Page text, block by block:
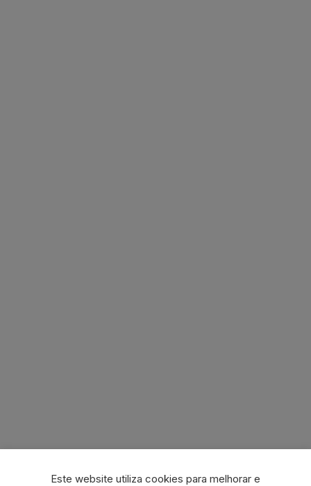
Este website utiliza cookies para melhorar e